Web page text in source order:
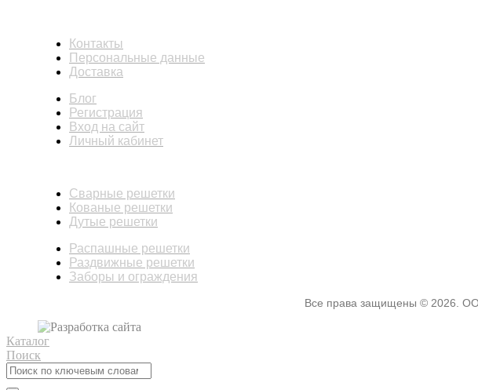
Контакты
Персональные данные
Доставка
Блог
Регистрация
Вход на сайт
Личный кабинет
Сварные решетки
Кованые решетки
Дутые решетки
Распашные решетки
Раздвижные решетки
Заборы и ограждения
Все права защищены © 2026.
Каталог
Поиск